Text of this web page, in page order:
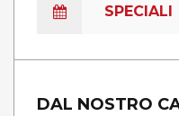
SPECIALI
DAL NOSTRO